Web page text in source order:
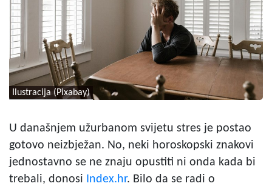
Ilustracija (Pixabay)
U današnjem užurbanom svijetu stres je postao
gotovo neizbježan. No, neki horoskopski znakovi
jednostavno se ne znaju opustiti ni onda kada bi
trebali, donosi Index.hr. Bilo da se radi o